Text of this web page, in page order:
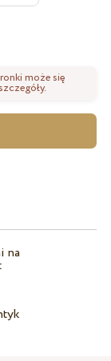
może się
na